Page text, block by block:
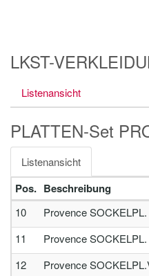
LKST-
Listenansicht
PLATTEN-Set
Listenansicht
Pos. Beschreibung
10 Provence
11
Provence
12
Provence